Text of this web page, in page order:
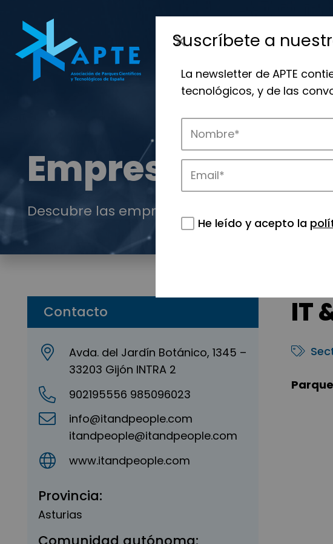
Empresas
Descubre las empresas que impulsan la
Contacto
Avda. del Jardín Botánico, 1345 –
33203 Gijón INTRA 2
902195556 985096023
info@itandpeople.com
itandpeople@itandpeople.com
www.itandpeople.com
Provincia:
Asturias
IT
Suscríbete a
La newsletter de APTE
tecnológicos, y de las
He leído y acepto la